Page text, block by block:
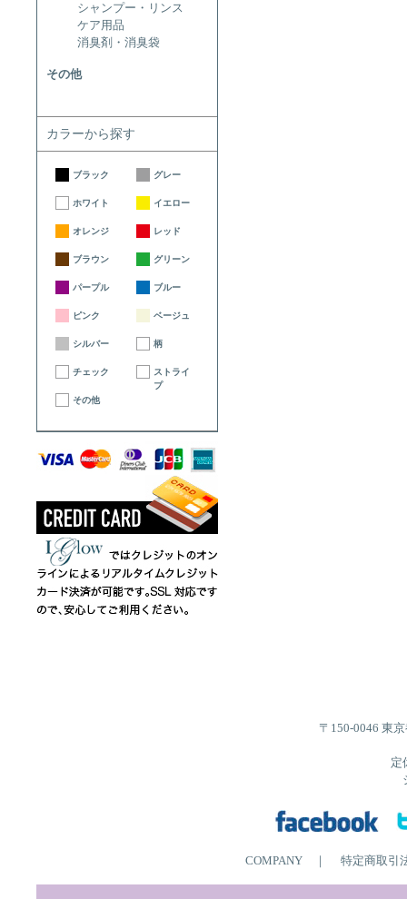
シャンプー・リンス
ケア用品
消臭剤・消臭袋
その他
カラーから探す
ブラック グレー
ホワイト イエロー
オレンジ レッド
ブラウン グリーン
パープル ブルー
ピンク ベージュ
シルバー 柄
チェック
ストライ
プ
その他
〒150-0046 東
定
COMPANY｜ 特定商取引